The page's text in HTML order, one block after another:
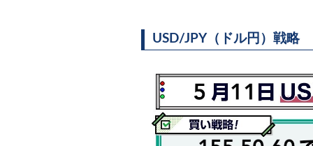
USD/JPY（ドル円）戦略